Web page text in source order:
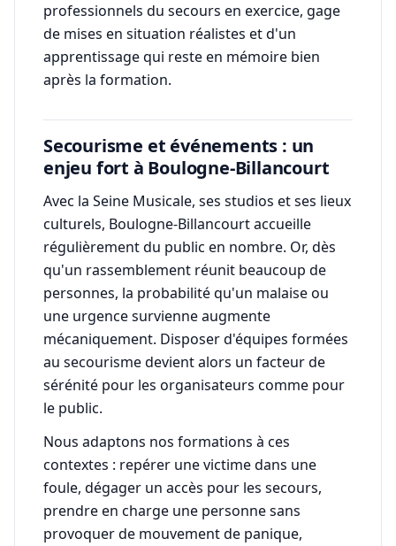
professionnels du secours en exercice, gage
de mises en situation réalistes et d'un
apprentissage qui reste en mémoire bien
après la formation.
Secourisme et événements : un
enjeu fort à Boulogne-Billancourt
Avec la Seine Musicale, ses studios et ses lieux
culturels, Boulogne-Billancourt accueille
régulièrement du public en nombre. Or, dès
qu'un rassemblement réunit beaucoup de
personnes, la probabilité qu'un malaise ou
une urgence survienne augmente
mécaniquement. Disposer d'équipes formées
au secourisme devient alors un facteur de
sérénité pour les organisateurs comme pour
le public.
Nous adaptons nos formations à ces
contextes : repérer une victime dans une
foule, dégager un accès pour les secours,
prendre en charge une personne sans
provoquer de mouvement de panique,